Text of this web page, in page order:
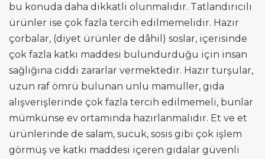
bu konuda daha dikkatli olunmalıdır. Tatlandırıcılı
ürünler ise çok fazla tercih edilmemelidir. Hazır
çorbalar, (diyet ürünler de dâhil) soslar, içerisinde
çok fazla katkı maddesi bulundurduğu için insan
sağlığına ciddi zararlar vermektedir. Hazır turşular,
uzun raf ömrü bulunan unlu mamuller, gıda
alışverişlerinde çok fazla tercih edilmemeli, bunlar
mümkünse ev ortamında hazırlanmalıdır. Et ve et
ürünlerinde de salam, sucuk, sosis gibi çok işlem
görmüş ve katkı maddesi içeren gıdalar güvenli